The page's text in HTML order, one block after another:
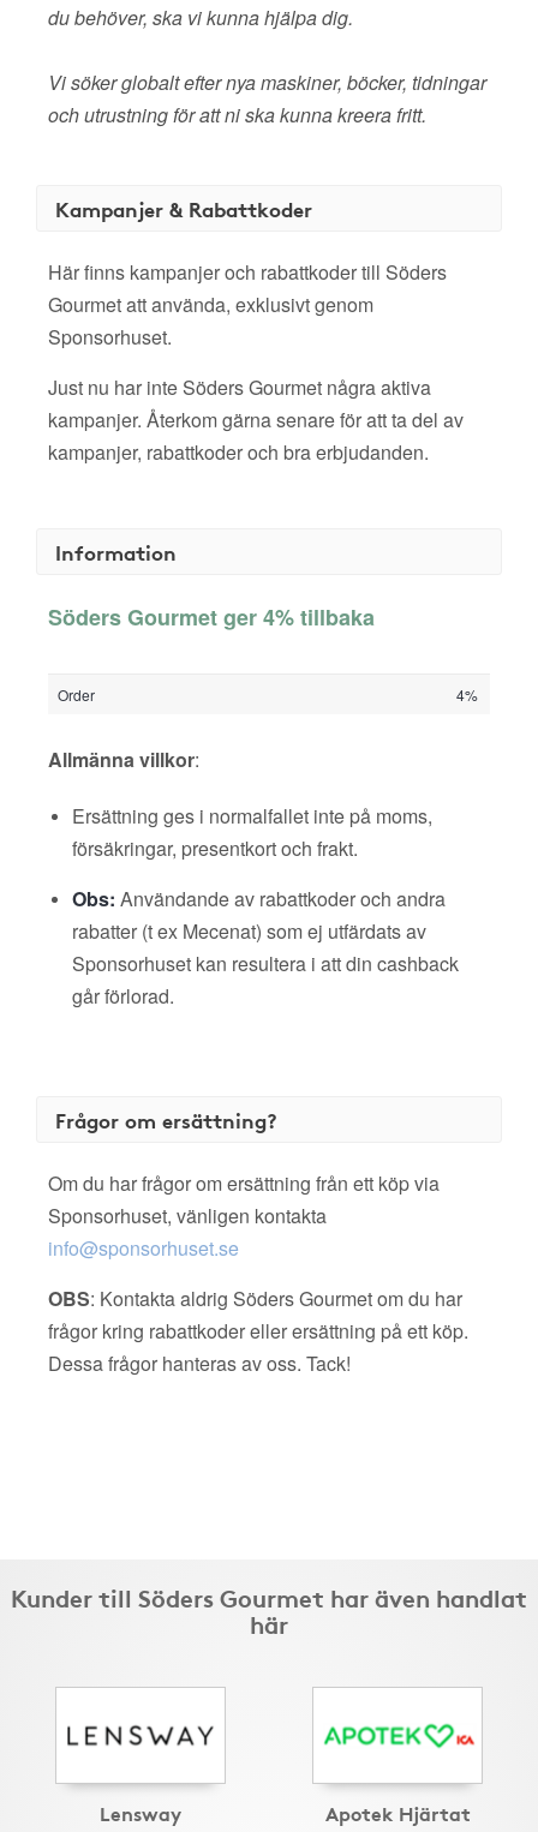
du behöver, ska vi kunna hjälpa dig.
Vi söker globalt efter nya maskiner, böcker, tidningar
och utrustning för att ni ska kunna kreera fritt.
Kampanjer & Rabattkoder
Här finns kampanjer och rabattkoder till Söders
Gourmet att använda, exklusivt genom
Sponsorhuset.
Just nu har inte Söders Gourmet några aktiva
kampanjer. Återkom gärna senare för att ta del av
kampanjer, rabattkoder och bra erbjudanden.
Information
Söders Gourmet ger 4% tillbaka
Order 4%
Allmänna villkor:
Ersättning ges i normalfallet inte på moms,
försäkringar, presentkort och frakt.
Obs: Användande av rabattkoder och andra
rabatter (t ex Mecenat) som ej utfärdats av
Sponsorhuset kan resultera i att din cashback
går förlorad.
Frågor om ersättning?
Om du har frågor om ersättning från ett köp via
Sponsorhuset, vänligen kontakta
info@sponsorhuset.se
OBS: Kontakta aldrig Söders Gourmet om du har
frågor kring rabattkoder eller ersättning på ett köp.
Dessa frågor hanteras av oss. Tack!
Kunder till Söders Gourmet har även handlat
här
Lensway Apotek Hjärtat